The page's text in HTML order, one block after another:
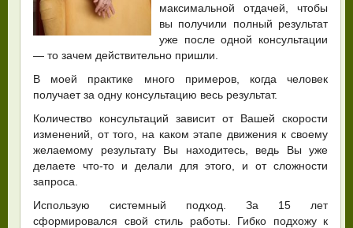
максимальной отдачей, чтобы
вы получили полный результат
уже после одной консультации
— то зачем действительно пришли.
В моей практике много примеров, когда человек
получает за одну консультацию весь результат.
Количество консультаций зависит от Вашей скорости
изменений, от того, на каком этапе движения к своему
желаемому результату Вы находитесь, ведь Вы уже
делаете что-то и делали для этого, и от сложности
запроса.
Использую системный подход. За 15 лет
сформировался свой стиль работы. Гибко подхожу к